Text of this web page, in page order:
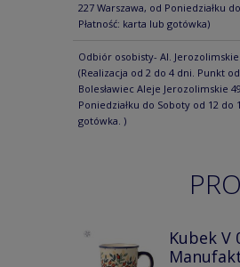
227 Warszawa, od Poniedziałku
Płatność: karta lub gotówka)
Odbiór osobisty- Al. Jerozolimskie
(Realizacja od 2 do 4 dni. Punkt
Bolesławiec Aleje Jerozolimskie
Poniedziałku do Soboty od 12 do
gotówka. )
Kubek V